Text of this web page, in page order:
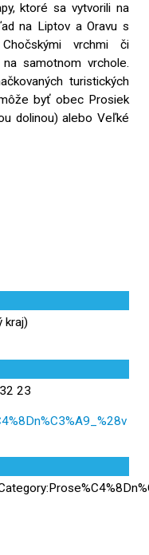
ktoré sa vytvorili na
na Liptov a Oravu s
vrchmi či
samotnom vrchole.
turistických
byť obec Prosiek
dolinou) alebo Veľké
kraj)
23